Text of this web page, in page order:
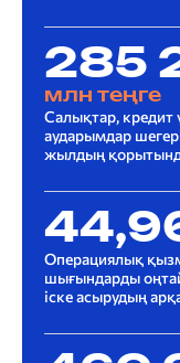
285
млн теңге
Салықтар, кредит
аударымдар
жылдың
Операциялық
шығындарды
іске асырудың